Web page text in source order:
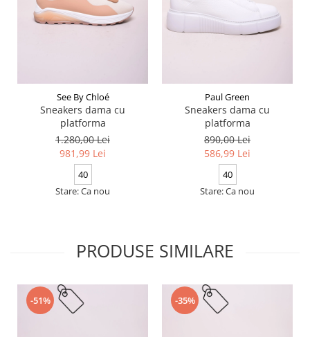
See By Chloé
Sneakers dama cu
platforma
1.280,00 Lei
981,99 Lei
40
Stare: Ca nou
Paul Green
Sneakers dama cu
platforma
890,00 Lei
586,99 Lei
40
Stare: Ca nou
PRODUSE SIMILARE
-51% -35%